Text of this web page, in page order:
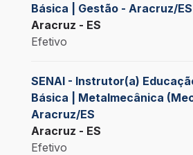
Básica | Gestão - Aracruz/ES
Aracruz - ES
Efetivo
SENAI - Instrutor(a)
Básica | Metalmecânica
Aracruz/ES
Aracruz - ES
Efetivo